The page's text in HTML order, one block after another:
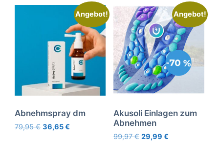
Angebot!
Abnehmspray dm
79,95€ Ursprünglicher
36,65€
Angebot!
Akusoli Einlagen zum
Abnehmen
99,97€ Ursprünglicher
29,99 €Aktueller